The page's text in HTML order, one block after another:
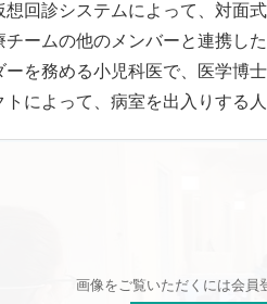
回診システムによって、対面
ームの他のメンバーと連携し
ーを務める小児科医で、医学博
によって、病室を出入りする
画像をご覧いただくには会員